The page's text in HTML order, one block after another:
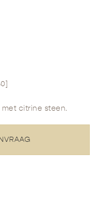
met citrine steen.